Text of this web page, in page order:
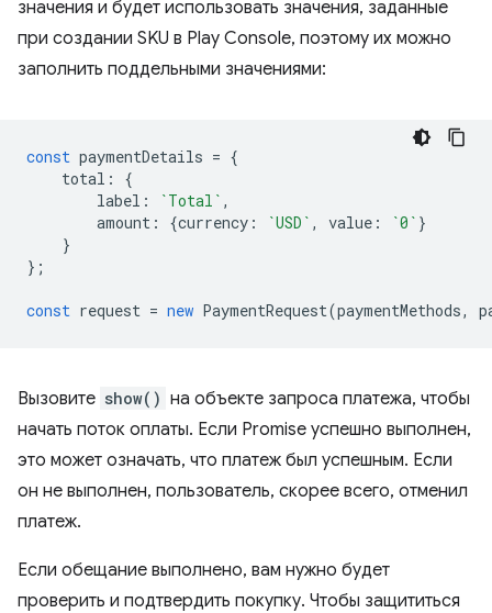
значения и будет использовать значения, заданные
при создании SKU в Play Console, поэтому их можно
заполнить поддельными значениями:
const paymentDetails = {
total :
{
label : `Total` ,
amount : {currency : `USD` , value : `0` }
}
};
const request = new PaymentRequest(paymentMethods,
Вызовите show() на объекте запроса платежа, чтобы
начать поток оплаты. Если Promise успешно выполнен,
это может означать, что платеж был успешным. Если
он не выполнен, пользователь, скорее всего, отменил
платеж.
Если обещание выполнено, вам нужно будет
проверить и подтвердить покупку. Чтобы защититься